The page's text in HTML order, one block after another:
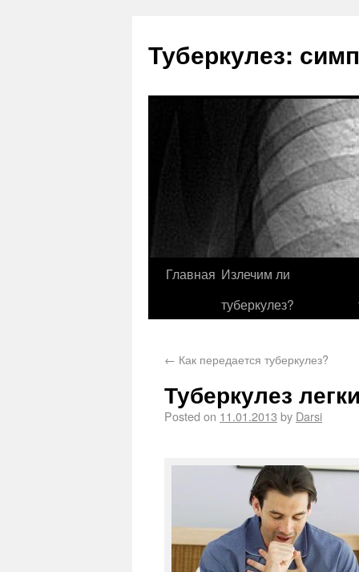
Туберкулез:
Главная Излечим ли
туберкулез?
← Как передается туберкулез?
Туберкулез
Posted on 11.01.2013 by Darsi